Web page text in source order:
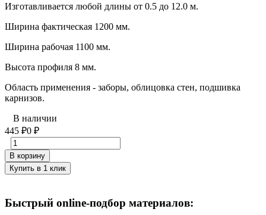
Изготавливается любой длины от 0.5 до 12.0 м.
Ширина фактическая 1200 мм.
Ширина рабочая 1100 мм.
Высота профиля 8 мм.
Область применения - заборы, облицовка стен, подшивка
карнизов.
В наличии
445 ₽0 ₽
В корзину
Купить в 1 клик
Быстрый online-подбор материалов: